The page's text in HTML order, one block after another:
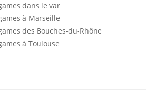
dans le var
à Marseille
des Bouches-du-Rhône
à Toulouse